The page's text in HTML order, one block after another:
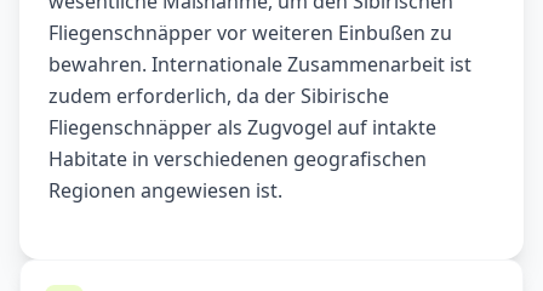
Fliegenschnäpper vor weiteren Einbußen zu
bewahren. Internationale Zusammenarbeit ist
zudem erforderlich, da der Sibirische
Fliegenschnäpper als Zugvogel auf intakte
Habitate in verschiedenen geografischen
Regionen angewiesen ist.